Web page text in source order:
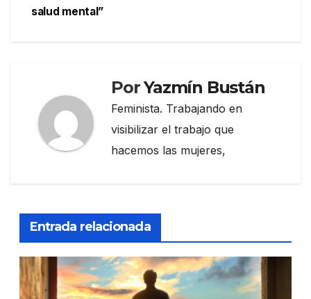
salud mental”
PorYazmín Bustán
Feminista. Trabajando en
visibilizar el trabajo que
hacemos las mujeres,
Entrada relacionada